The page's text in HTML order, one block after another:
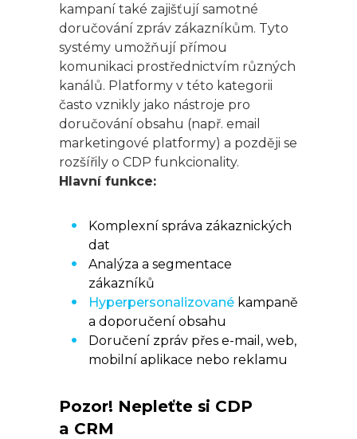
kampaní také zajišťují samotné
doručování zpráv zákazníkům. Tyto
systémy umožňují přímou
komunikaci prostřednictvím různých
kanálů. Platformy v této kategorii
často vznikly jako nástroje pro
doručování obsahu (např. email
marketingové platformy) a později se
rozšířily o CDP funkcionality.
Hlavní funkce:
Komplexní správa zákaznických
dat
Analýza a segmentace
zákazníků
Hyperpersonalizované kampaně
a doporučení obsahu
Doručení zpráv přes e-mail, web,
mobilní aplikace nebo reklamu
Pozor! Nepleťte si CDP
a CRM